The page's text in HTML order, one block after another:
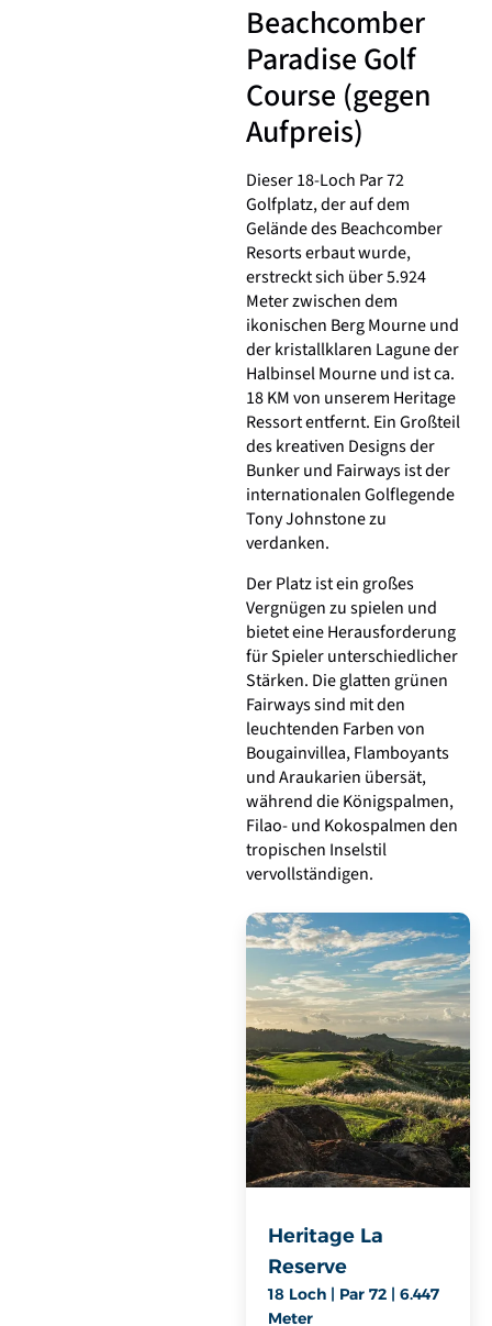
Beachcomber
Paradise Golf
Course (gegen
Aufpreis)
Dieser 18-Loch Par 72
Golfplatz, der auf dem
Gelände des Beachcomber
Resorts erbaut wurde,
erstreckt sich über 5.924
Meter zwischen dem
ikonischen Berg Mourne und
der kristallklaren Lagune der
Halbinsel Mourne und ist ca.
18 KM von unserem Heritage
Ressort entfernt. Ein Großteil
des kreativen Designs der
Bunker und Fairways ist der
internationalen Golflegende
Tony Johnstone zu
verdanken.
Der Platz ist ein großes
Vergnügen zu spielen und
bietet eine Herausforderung
für Spieler unterschiedlicher
Stärken. Die glatten grünen
Fairways sind mit den
leuchtenden Farben von
Bougainvillea, Flamboyants
und Araukarien übersät,
während die Königspalmen,
Filao- und Kokospalmen den
tropischen Inselstil
vervollständigen.
Heritage La
Reserve
18 Loch | Par 72 | 6.447
Meter